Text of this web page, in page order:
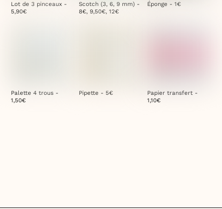
Lot de 3 pinceaux -
5,90€
Scotch (3, 6, 9 mm) -
8€, 9,50€, 12€
Éponge - 1€
Palette 4 trous -
1,50€
Pipette - 5€
Papier transfert -
1,10€